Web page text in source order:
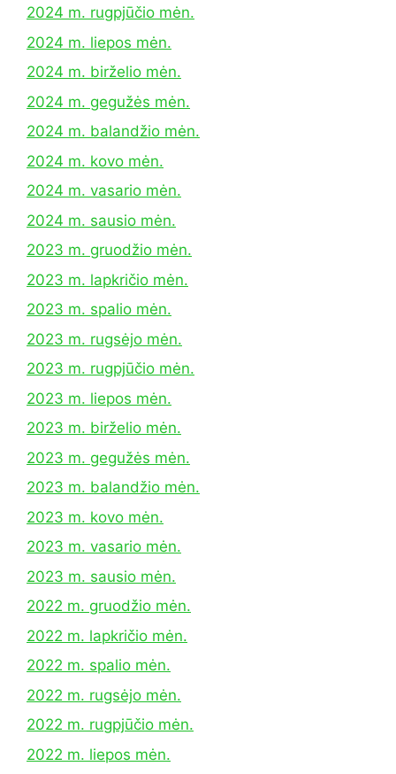
2024 m. rugpjūčio mėn.
2024 m. liepos mėn.
2024 m. birželio mėn.
2024 m. gegužės mėn.
2024 m. balandžio mėn.
2024 m. kovo mėn.
2024 m. vasario mėn.
2024 m. sausio mėn.
2023 m. gruodžio mėn.
2023 m. lapkričio mėn.
2023 m. spalio mėn.
2023 m. rugsėjo mėn.
2023 m. rugpjūčio mėn.
2023 m. liepos mėn.
2023 m. birželio mėn.
2023 m. gegužės mėn.
2023 m. balandžio mėn.
2023 m. kovo mėn.
2023 m. vasario mėn.
2023 m. sausio mėn.
2022 m. gruodžio mėn.
2022 m. lapkričio mėn.
2022 m. spalio mėn.
2022 m. rugsėjo mėn.
2022 m. rugpjūčio mėn.
2022 m. liepos mėn.